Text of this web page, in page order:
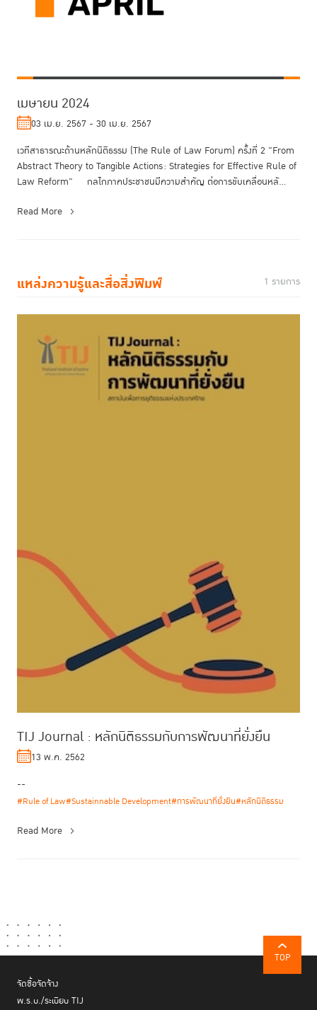
เมษายน 2024
03 เม.ย. 2567 - 30 เม.ย. 2567
เวทีสาธารณะด้านหลักนิติธรรม (The Rule of Law Forum) ครั้งที่ 2 "From
Abstract Theory to Tangible Actions: Strategies for Effective Rule of
Law Reform" กลไกภาคประชาชนมีความสำคัญ ต่อการขับเคลื่อนหลั...
Read More
แหล่งความรู้และสื่อสิ่งพิมพ์ 1 รายการ
TIJ Journal : หลักนิติธรรมกับการพัฒนาที่ยั่งยืน
13 พ.ค. 2562
--
#Rule of Law#Sustainnable Development#การพัฒนาที่ยั่งยืน#หลักนิติธรรม
Read More
TOP
จัดซื้อจัดจ้าง
พ.ร.บ./ระเบียบ TIJ